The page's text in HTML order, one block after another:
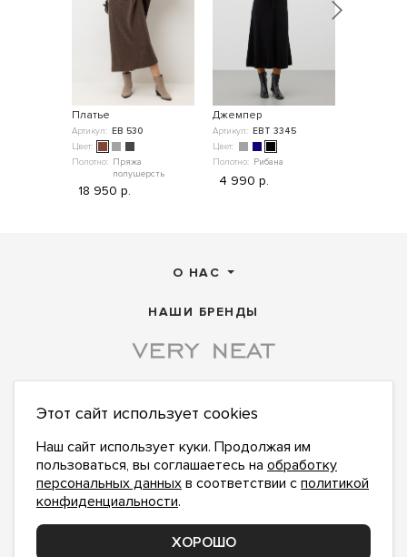
Платье
Артикул: ЕВ 530
Цвет:
Полотно: Пряжа
полушерсть
18 950 р.
Джемпер
Артикул: ЕВТ 3345
Цвет:
Полотно: Рибана
4 990 р.
О НАС
НАШИ БРЕНДЫ
ПОДПИСАТЬСЯ НА НОВОСТИ:
Даю согласие на обработку персональных данных,
сполитикой конфиденциальностиознакомлен и
принимаю
office@veryneat.ru
Этот сайт использует cookies
Наш сайт использует куки. Продолжая им
пользоваться, вы соглашаетесь на обработку
персональных данных в соответствии с политикой
конфиденциальности.
ХОРОШО